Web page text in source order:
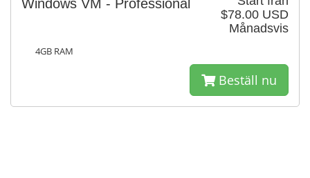
$78.00 USD
Månadsvis
Windows VM - Professional
4GB RAM
Beställ nu